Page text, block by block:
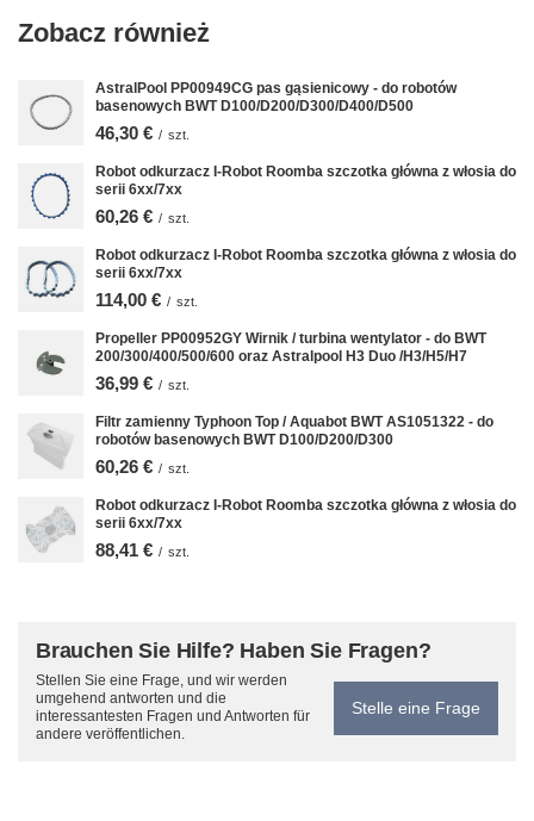
Zobacz również
AstralPool PP00949CG pas gąsienicowy - do robotów
basenowych BWT D100/D200/D300/D400/D500
46,30 € / szt.
Robot odkurzacz I-Robot Roomba szczotka główna z włosia do
serii 6xx/7xx
60,26 € / szt.
Robot odkurzacz I-Robot Roomba szczotka główna z włosia do
serii 6xx/7xx
114,00 € / szt.
Propeller PP00952GY Wirnik / turbina wentylator - do BWT
200/300/400/500/600 oraz Astralpool H3 Duo /H3/H5/H7
36,99 € / szt.
Filtr zamienny Typhoon Top / Aquabot BWT AS1051322 - do
robotów basenowych BWT D100/D200/D300
60,26 € / szt.
Robot odkurzacz I-Robot Roomba szczotka główna z włosia do
serii 6xx/7xx
88,41 € / szt.
Brauchen Sie Hilfe? Haben Sie Fragen?
Stellen Sie eine Frage, und wir werden
umgehend antworten und die
interessantesten Fragen und Antworten für
andere veröffentlichen.
Stelle eine Frage